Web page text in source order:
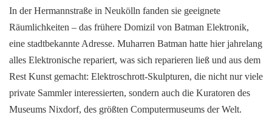
In der Hermannstraße in Neukölln fanden sie geeignete
Räumlichkeiten – das frühere Domizil von Batman Elektronik,
eine stadtbekannte Adresse. Muharren Batman hatte hier jahrelang
alles Elektronische repariert, was sich reparieren ließ und aus dem
Rest Kunst gemacht: Elektroschrott-Skulpturen, die nicht nur viele
private Sammler interessierten, sondern auch die Kuratoren des
Museums Nixdorf, des größten Computermuseums der Welt.